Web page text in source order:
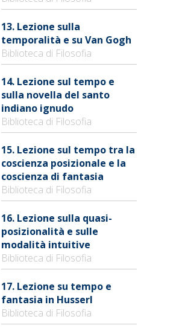
13. Lezione sulla
temporalità e su Van Gogh
Biblioteca di Filosofia
14. Lezione sul tempo e
sulla novella del santo
indiano ignudo
Biblioteca di Filosofia
15. Lezione sul tempo tra la
coscienza posizionale e la
coscienza di fantasia
Biblioteca di Filosofia
16. Lezione sulla quasi-
posizionalità e sulle
modalità intuitive
Biblioteca di Filosofia
17. Lezione su tempo e
fantasia in Husserl
Biblioteca di Filosofia